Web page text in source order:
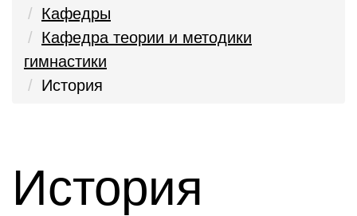
Кафедры
Кафедра теории и методики
гимнастики
История
История